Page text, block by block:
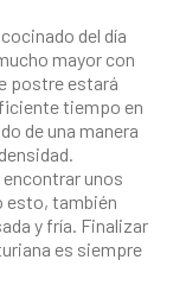
del día
mayor con
postre estará
tiempo en
de una manera
encontrar unos
esto, también
y fría. Finalizar
es siempre